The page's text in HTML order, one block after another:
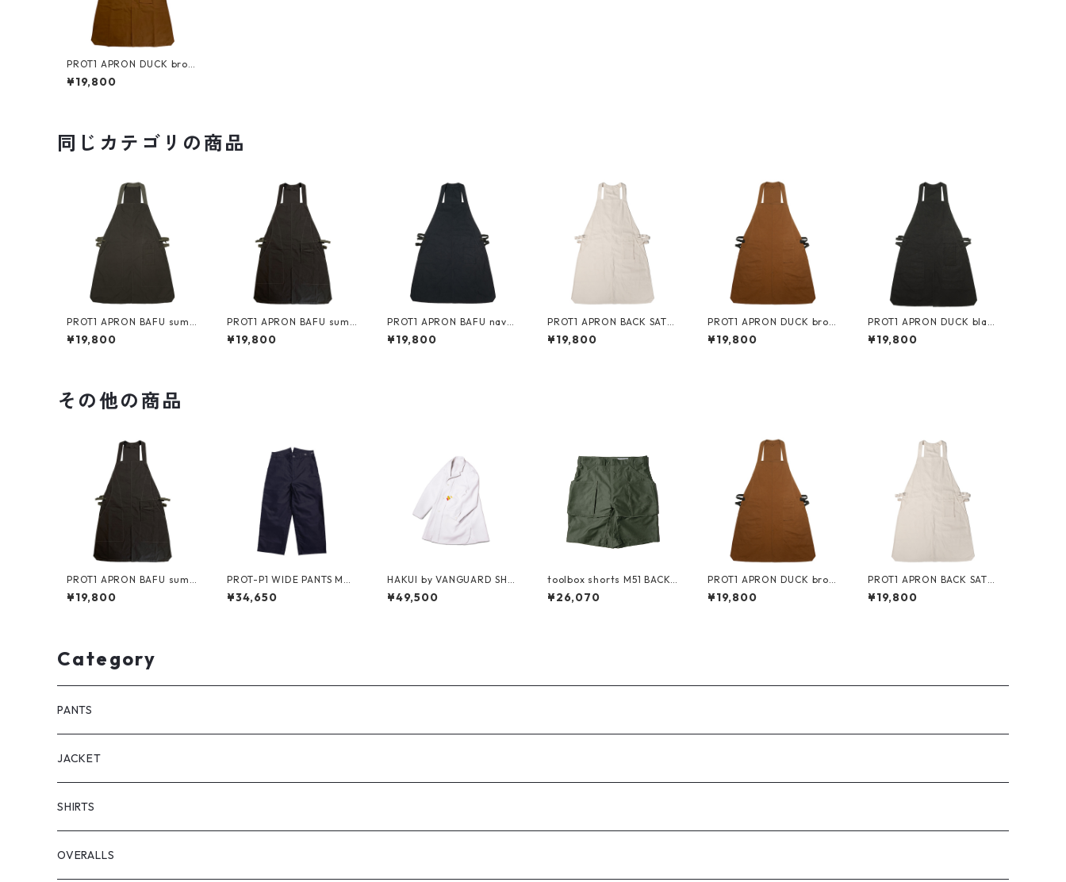
PROT1 APRON DUCK brow
n/ brown/ camel
¥19,800
同じカテゴリの商品
PROT1 APRON BAFU sumi/
olive/ olive
¥19,800
PROT1 APRON BAFU sumi/
sumi/ olive
¥19,800
PROT1 APRON BAFU navy/
navy/ black
¥19,800
PROT1 APRON BACK SATE
EN kinari/kinari/kinari
¥19,800
PROT1 APRON DUCK brow
n/ brown/ black
¥19,800
PROT1 APRON DUCK blac
k/ black/ black
¥19,800
その他の商品
PROT1 APRON BAFU sumi/
sumi/ olive
¥19,800
PROT-P1 WIDE PANTS MOL
ESKIN -navy-
¥34,650
HAKUI by VANGUARD SHO
P COAT -white-
¥49,500
toolbox shorts M51 BACK S
ATEEN
¥26,070
PROT1 APRON DUCK brow
n/ brown/ black
¥19,800
PROT1 APRON BACK SATE
EN kinari/kinari/kinari
¥19,800
Category
PANTS
JACKET
SHIRTS
OVERALLS